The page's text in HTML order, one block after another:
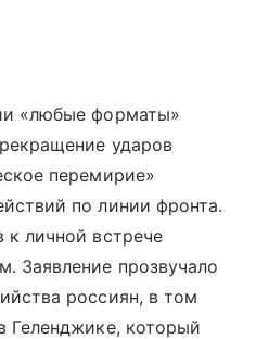
«любые форматы»
ударов
перемирие»
по линии фронта.
к личной встрече
Заявление прозвучало
россиян, в том
Геленджике, который